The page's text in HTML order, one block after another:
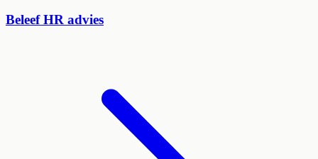
Beleef HR advies